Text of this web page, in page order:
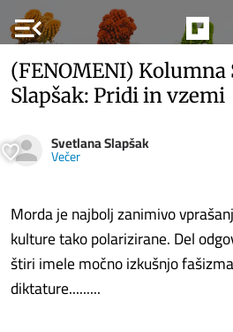
menu_open
(FENOMENI) Kolumna
Slapšak: Pridi in vzemi
Svetlana Slapšak
Večer
Morda je najbolj zanimivo
kulture tako polarizirane. Del
štiri imele močno izkušnjo
diktature.........